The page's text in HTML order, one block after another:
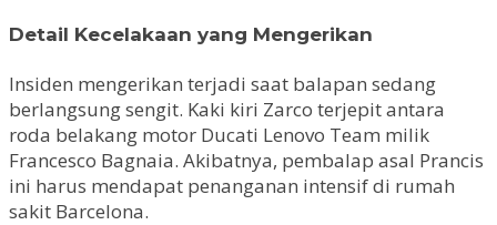
Detail Kecelakaan yang Mengerikan
Insiden mengerikan terjadi saat balapan sedang
berlangsung sengit. Kaki kiri Zarco terjepit antara
roda belakang motor Ducati Lenovo Team milik
Francesco Bagnaia. Akibatnya, pembalap asal Prancis
ini harus mendapat penanganan intensif di rumah
sakit Barcelona.